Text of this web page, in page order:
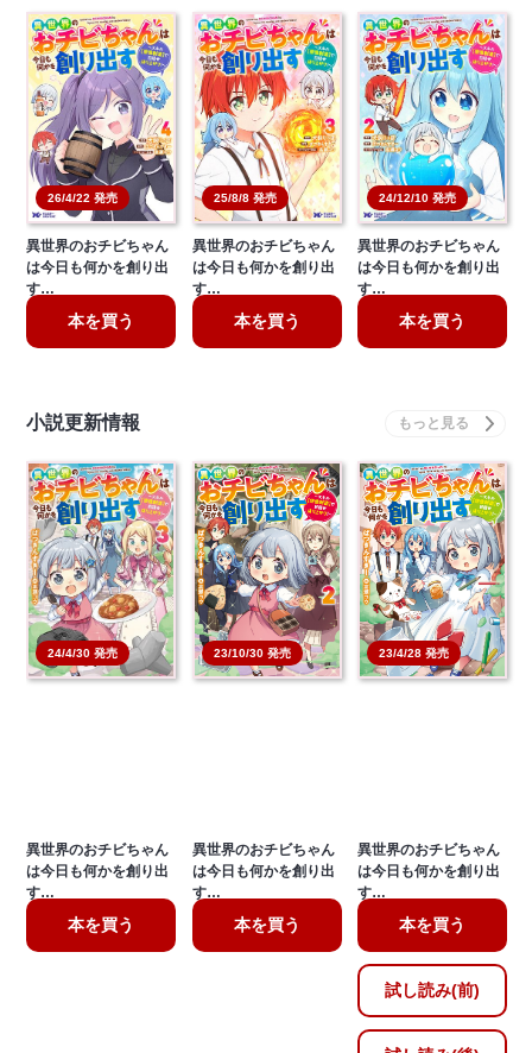
26/4/22 発売
異世界のおチビちゃん
は今日も何かを創り出
す…
本を買う
25/8/8 発売
異世界のおチビちゃん
は今日も何かを創り出
す…
本を買う
24/12/10 発売
異世界のおチビちゃん
は今日も何かを創り出
す…
本を買う
小説更新情報
24/4/30 発売
異世界のおチビちゃん
は今日も何かを創り出
す…
本を買う
23/10/30 発売
異世界のおチビちゃん
は今日も何かを創り出
す…
本を買う
23/4/28 発売
異世界のおチビちゃん
は今日も何かを創り出
す…
本を買う
試し読み(前)